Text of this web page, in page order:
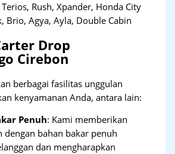
Rush, Xpander, Honda City
Brio, Agya, Ayla, Double Cabin
Drop
Cirebon
berbagai fasilitas unggulan
kenyamanan Anda, antara lain:
Penuh: Kami memberikan
dengan bahan bakar penuh
dan mengharapkan